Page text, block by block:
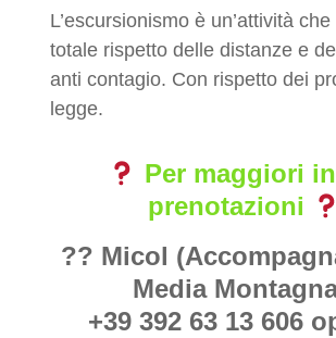
L’escursionismo è un’attività che
totale rispetto delle distanze e
anti contagio. Con rispetto dei
legge.
Per maggiori
prenotazioni
?? Micol
Media
+39 392 63 13 606